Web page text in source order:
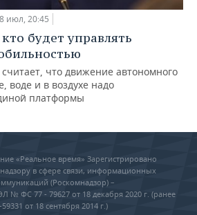
июл, 20:45
будет управлять
что движение автономного
воде и в воздухе надо
платформы
«Реальное время» Зарегистрировано
в сфере связи, информационных
(Роскомнадзор) –
№ ФС 77 - 79627 от 18 декабря 2020 г. (ранее
от 18 сентября 2014 г.)